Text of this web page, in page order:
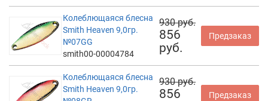
Колеблющаяся блесна
Smith Heaven 9,0гр.
№07GG
smith00-00004784
930 руб.
856
руб.
Предзаказ
Колеблющаяся блесна
Smith Heaven 9,0гр.
930 руб.
856
Предзаказ